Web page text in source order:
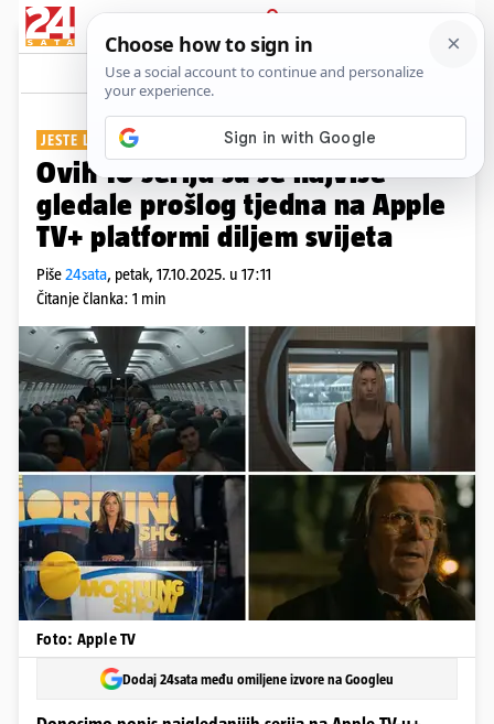
PRIJAVA
Show Komentari
JESTE LI IH GLEDALI?
Ovih 10 serija su se najviše
gledale prošlog tjedna na Apple
TV+ platformi diljem svijeta
Piše24sata, petak, 17.10.2025. u 17:11
Čitanje članka: 1 min
Foto: Apple TV
Dodaj 24sata među omiljene izvore na Googleu